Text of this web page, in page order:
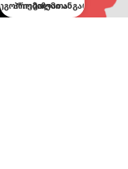
პრომოკალათა
ჩემი ანგარიში